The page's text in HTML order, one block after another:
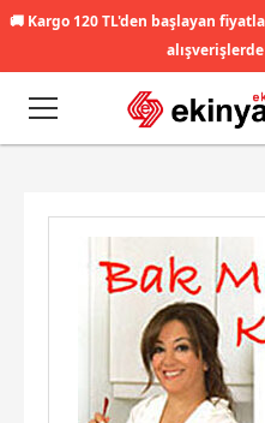
🚚 Kargo 120 TL'den başlayan